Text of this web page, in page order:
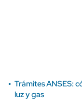
Trámites ANSES:
luz y gas